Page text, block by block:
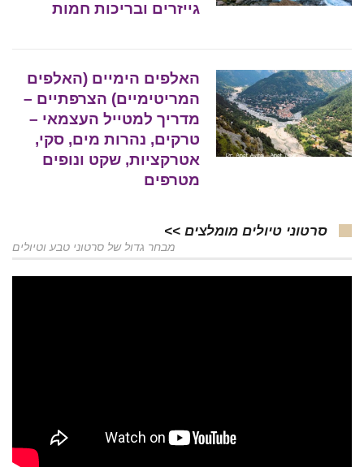
גייזרים ובריכות חמות
האלפים הימיים (האלפים
המריטימיים) הצרפתיים –
מדריך למטייל העצמאי –
טרקים, נהרות מים, סקי,
אטרקציות, שקט ונופים
מטרפים
סרטוני טיולים מומלצים >>
מבחר גדול של סרטוני טבע וטיולים